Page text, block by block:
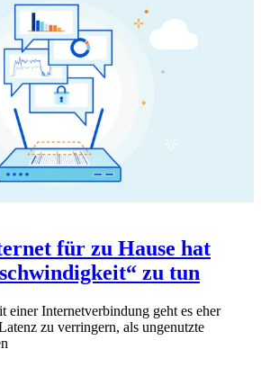
für zu Hause hat
zu tun
einer Internetverbindung geht es eher
zu verringern, als ungenutzte